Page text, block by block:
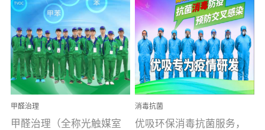
甲醛治理
甲醛治理（全称光触媒室
消毒抗菌
优吸环保消毒抗菌服务，